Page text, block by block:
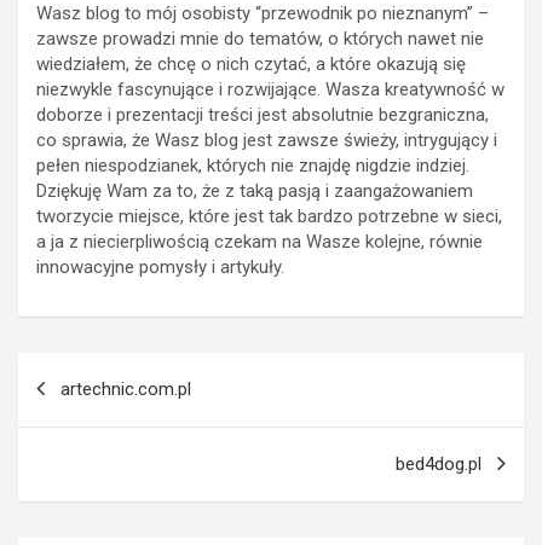
Wasz blog to mój osobisty “przewodnik po nieznanym” –
zawsze prowadzi mnie do tematów, o których nawet nie
wiedziałem, że chcę o nich czytać, a które okazują się
niezwykle fascynujące i rozwijające. Wasza kreatywność w
doborze i prezentacji treści jest absolutnie bezgraniczna,
co sprawia, że Wasz blog jest zawsze świeży, intrygujący i
pełen niespodzianek, których nie znajdę nigdzie indziej.
Dziękuję Wam za to, że z taką pasją i zaangażowaniem
tworzycie miejsce, które jest tak bardzo potrzebne w sieci,
a ja z niecierpliwością czekam na Wasze kolejne, równie
innowacyjne pomysły i artykuły.
artechnic.com.pl
bed4dog.pl